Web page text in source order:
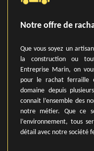
Notre offre de
Que vous soyez un
la construction ou
Entreprise Marin, on
pour le rachat ferraille
domaine depuis
connait l’ensemble des
notre métier. Que ce
l’environnement, tous
détail avec notre société